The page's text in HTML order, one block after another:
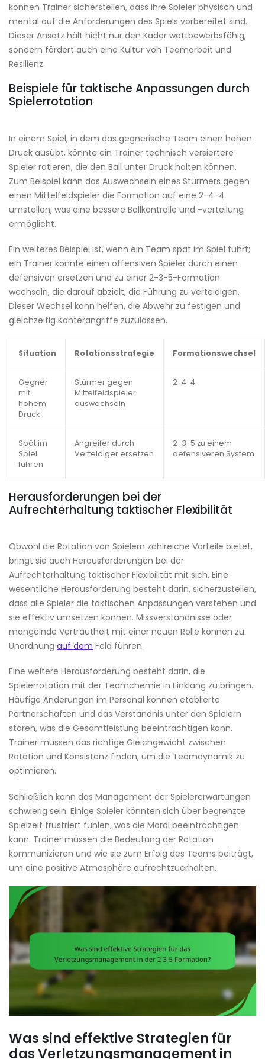
können Trainer sicherstellen, dass ihre Spieler physisch und
mental auf die Anforderungen des Spiels vorbereitet sind.
Dieser Ansatz hält nicht nur den Kader wettbewerbsfähig,
sondern fördert auch eine Kultur von Teamarbeit und
Resilienz.
Beispiele für taktische Anpassungen durch
Spielerrotation
In einem Spiel, in dem das gegnerische Team einen hohen
Druck ausübt, könnte ein Trainer technisch versiertere
Spieler rotieren, die den Ball unter Druck halten können.
Zum Beispiel kann das Auswechseln eines Stürmers gegen
einen Mittelfeldspieler die Formation auf eine 2-4-4
umstellen, was eine bessere Ballkontrolle und -verteilung
ermöglicht.
Ein weiteres Beispiel ist, wenn ein Team spät im Spiel führt;
ein Trainer könnte einen offensiven Spieler durch einen
defensiven ersetzen und zu einer 2-3-5-Formation
wechseln, die darauf abzielt, die Führung zu verteidigen.
Dieser Wechsel kann helfen, die Abwehr zu festigen und
gleichzeitig Konterangriffe zuzulassen.
Situation Rotationsstrategie Formationswechsel
Gegner
mit
hohem
Druck
Stürmer gegen
Mittelfeldspieler
auswechseln
2-4-4
Spät im
Spiel
führen
Angreifer durch
Verteidiger ersetzen
2-3-5 zu einem
defensiveren System
Herausforderungen bei der
Aufrechterhaltung taktischer Flexibilität
Obwohl die Rotation von Spielern zahlreiche Vorteile bietet,
bringt sie auch Herausforderungen bei der
Aufrechterhaltung taktischer Flexibilität mit sich. Eine
wesentliche Herausforderung besteht darin, sicherzustellen,
dass alle Spieler die taktischen Anpassungen verstehen und
sie effektiv umsetzen können. Missverständnisse oder
mangelnde Vertrautheit mit einer neuen Rolle können zu
Unordnung auf dem Feld führen.
Eine weitere Herausforderung besteht darin, die
Spielerrotation mit der Teamchemie in Einklang zu bringen.
Häufige Änderungen im Personal können etablierte
Partnerschaften und das Verständnis unter den Spielern
stören, was die Gesamtleistung beeinträchtigen kann.
Trainer müssen das richtige Gleichgewicht zwischen
Rotation und Konsistenz finden, um die Teamdynamik zu
optimieren.
Schließlich kann das Management der Spielererwartungen
schwierig sein. Einige Spieler könnten sich über begrenzte
Spielzeit frustriert fühlen, was die Moral beeinträchtigen
kann. Trainer müssen die Bedeutung der Rotation
kommunizieren und wie sie zum Erfolg des Teams beiträgt,
um eine positive Atmosphäre aufrechtzuerhalten.
Was sind effektive Strategien für
das Verletzungsmanagement in